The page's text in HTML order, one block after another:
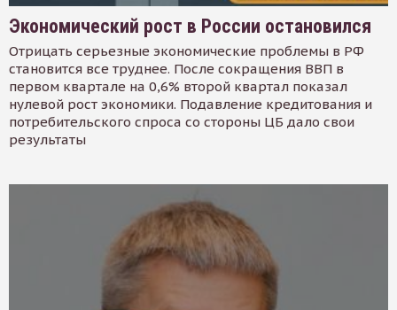
Экономический рост в России остановился
Отрицать серьезные экономические проблемы в РФ
становится все труднее. После сокращения ВВП в
первом квартале на 0,6% второй квартал показал
нулевой рост экономики. Подавление кредитования и
потребительского спроса со стороны ЦБ дало свои
результаты